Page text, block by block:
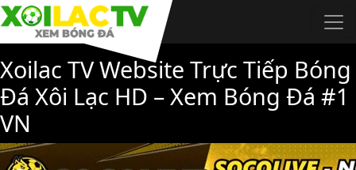
Chuyển đến nội dung chính
Xoilac TV Website Trực Tiếp Bóng
Đá Xôi Lạc HD – Xem Bóng Đá #1
VN